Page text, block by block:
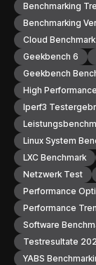
Benchmarking
Benchmarking
Cloud Benchmark
Geekbench 6
Geekbench
High
Iperf3
Linux System
LXC Benchmark
Netzwerk Test
Performance
Performance
Software
Testresultate
YABS